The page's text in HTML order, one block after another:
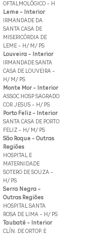
OFTALMOLÓGICO - H
Leme - Interior
IRMANDADE DA
SANTA CASA DE
MISERICÓRDIA DE
LEME - H/ M/ PS
Louveira - Interior
IRMANDADE SANTA
CASA DE LOUVEIRA -
H/ M/ PS
Monte Mor - Interior
ASSOC HOSP SAGRADO
COR JESUS - H/ PS
Porto Feliz - Interior
SANTA CASA DE PORTO
FELIZ - H/ M/ PS
São Roque - Outras
Regiões
HOSPITAL E
MATERNIDADE
SOTERO DE SOUZA -
H/ PS
Serra Negra -
Outras Regiões
HOSPITAL SANTA
ROSA DE LIMA - H/ PS
Taubaté - Interior
CLÍN. DE ORTOP. E